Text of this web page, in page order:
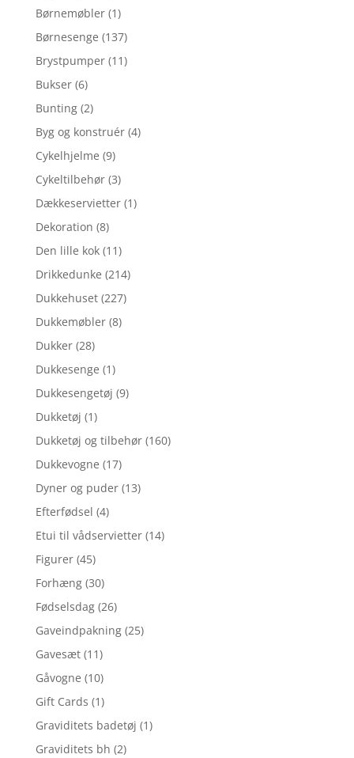
Børnemøbler (1)
Børnesenge (137)
Brystpumper (11)
Bukser (6)
Bunting (2)
Byg og konstruér (4)
Cykelhjelme (9)
Cykeltilbehør (3)
Dækkeservietter (1)
Dekoration (8)
Den lille kok (11)
Drikkedunke (214)
Dukkehuset (227)
Dukkemøbler (8)
Dukker (28)
Dukkesenge (1)
Dukkesengetøj (9)
Dukketøj (1)
Dukketøj og tilbehør (160)
Dukkevogne (17)
Dyner og puder (13)
Efterfødsel (4)
Etui til vådservietter (14)
Figurer (45)
Forhæng (30)
Fødselsdag (26)
Gaveindpakning (25)
Gavesæt (11)
Gåvogne (10)
Gift Cards (1)
Graviditets badetøj (1)
Graviditets bh (2)